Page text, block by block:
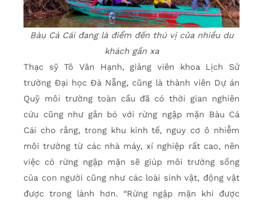
Bàu Cá Cái đang là điểm đến thú vị của nhiều du
khách gần xa
Thạc sỹ Tô Văn Hạnh, giảng viên khoa Lịch Sử
trường Đại học Đà Nẵng, cũng là thành viên Dự án
Quỹ môi trường toàn cầu đã có thời gian nghiên
cứu cũng như gắn bó với rừng ngập mặn Bàu Cá
Cái cho rằng, trong khu kinh tế, nguy cơ ô nhiễm
môi trường từ các nhà máy, xí nghiệp rất cao, nên
việc có rừng ngập mặn sẽ giúp môi trường sống
của con người cũng như các loài sinh vật, động vật
được trong lành hơn. “Rừng ngập mặn khi được